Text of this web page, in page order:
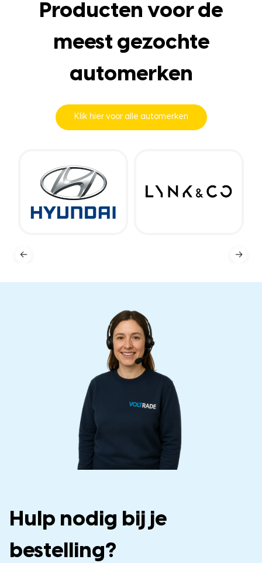
Producten voor de
meest gezochte
automerken
Klik hier voor alle automerken
← →
Hulp nodig bij je
bestelling?